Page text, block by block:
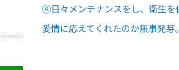
④日々メンテナンスをし、衛生を
愛情に応えてくれたのか無事発芽